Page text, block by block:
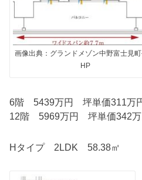
画像出典：グランドメゾン中野富士見
HP
6階 5439万円 坪単価311万
12階 5969万円 坪単価342万
Hタイプ 2LDK 58.38㎡